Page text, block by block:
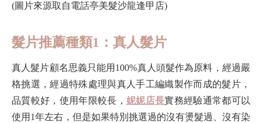
(圖片來源取自電話亭美髮沙龍逢甲店)
髮片推薦種類1：真人髮片
真人髮片顧名思義只能用100%真人頭髮作為原料，經過嚴
格挑選，經過特殊處理與真人手工編織製作而成的髮片，
品質較好，使用年限較長， 妮妮店長實務經驗通常都可以
使用1年左右，但是如果特別挑選過的沒有燙髮過、沒有染